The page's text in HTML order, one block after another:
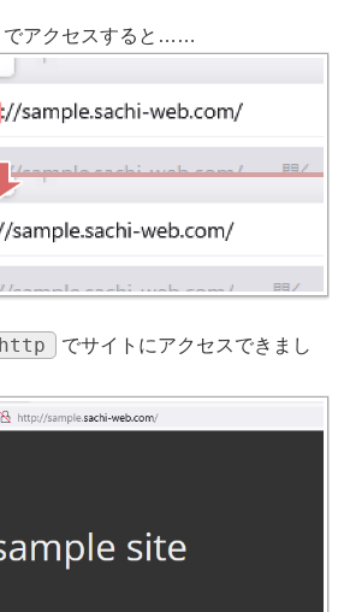
でアクセスすると……
http
でサイトにアクセスできまし